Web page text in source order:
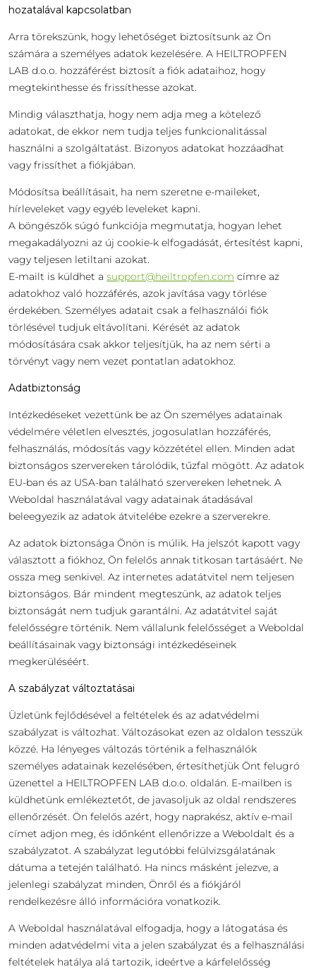
hozatalával kapcsolatban
Arra törekszünk, hogy lehetőséget biztosítsunk az Ön
számára a személyes adatok kezelésére. A HEILTROPFEN
LAB d.o.o. hozzáférést biztosít a fiók adataihoz, hogy
megtekinthesse és frissíthesse azokat.
Mindig választhatja, hogy nem adja meg a kötelező
adatokat, de ekkor nem tudja teljes funkcionalitással
használni a szolgáltatást. Bizonyos adatokat hozzáadhat
vagy frissíthet a fiókjában.
Módosítsa beállításait, ha nem szeretne e-maileket,
hírleveleket vagy egyéb leveleket kapni.
A böngészők súgó funkciója megmutatja, hogyan lehet
megakadályozni az új cookie-k elfogadását, értesítést kapni,
vagy teljesen letiltani azokat.
E-mailt is küldhet a support@heiltropfen.com címre az
adatokhoz való hozzáférés, azok javítása vagy törlése
érdekében. Személyes adatait csak a felhasználói fiók
törlésével tudjuk eltávolítani. Kérését az adatok
módosítására csak akkor teljesítjük, ha az nem sérti a
törvényt vagy nem vezet pontatlan adatokhoz.
Adatbiztonság
Intézkedéseket vezettünk be az Ön személyes adatainak
védelmére véletlen elvesztés, jogosulatlan hozzáférés,
felhasználás, módosítás vagy közzététel ellen. Minden adat
biztonságos szervereken tárolódik, tűzfal mögött. Az adatok
EU-ban és az USA-ban található szervereken lehetnek. A
Weboldal használatával vagy adatainak átadásával
beleegyezik az adatok átvitelébe ezekre a szerverekre.
Az adatok biztonsága Önön is múlik. Ha jelszót kapott vagy
választott a fiókhoz, Ön felelős annak titkosan tartásáért. Ne
ossza meg senkivel. Az internetes adatátvitel nem teljesen
biztonságos. Bár mindent megteszünk, az adatok teljes
biztonságát nem tudjuk garantálni. Az adatátvitel saját
felelősségre történik. Nem vállalunk felelősséget a Weboldal
beállításainak vagy biztonsági intézkedéseinek
megkerüléséért.
A szabályzat változtatásai
Üzletünk fejlődésével a feltételek és az adatvédelmi
szabályzat is változhat. Változásokat ezen az oldalon tesszük
közzé. Ha lényeges változás történik a felhasználók
személyes adatainak kezelésében, értesíthetjük Önt felugró
üzenettel a HEILTROPFEN LAB d.o.o. oldalán. E-mailben is
küldhetünk emlékeztetőt, de javasoljuk az oldal rendszeres
ellenőrzését. Ön felelős azért, hogy naprakész, aktív e-mail
címet adjon meg, és időnként ellenőrizze a Weboldalt és a
szabályzatot. A szabályzat legutóbbi felülvizsgálatának
dátuma a tetején található. Ha nincs másként jelezve, a
jelenlegi szabályzat minden, Önről és a fiókjáról
rendelkezésre álló információra vonatkozik.
A Weboldal használatával elfogadja, hogy a látogatása és
minden adatvédelmi vita a jelen szabályzat és a felhasználási
feltételek hatálya alá tartozik, ideértve a kárfelelősség